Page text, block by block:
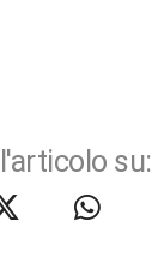
su: